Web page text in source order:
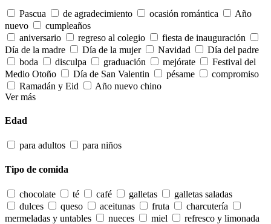
Pascua de agradecimiento ocasión romántica
Año
nuevo
cumpleaños
aniversario
regreso al colegio
fiesta de inauguración
Día de la madre
Día de la mujer Navidad
Día del padre
boda
disculpa graduación mejórate
Festival del
Medio Otoño
Día de San Valentin pésame
compromiso
Ramadán y Eid
Año nuevo chino
Ver más
Edad
para adultos para niños
Tipo de comida
chocolate té café galletas
galletas saladas
dulces
queso aceitunas fruta
charcutería
mermeladas y untables
nueces miel
refresco y limonada